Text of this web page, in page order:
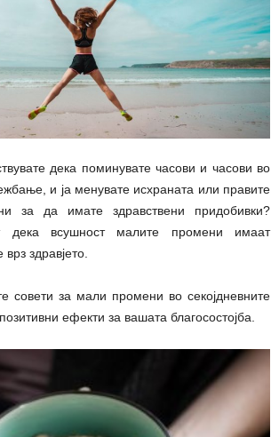
дека поминувате часови и часови во
и ја менувате исхраната или правите
за да имате здравствени придобивки?
дека всушност малите промени имаат
здравјето.
совети за мали промени во секојдневните
ефекти за вашата благосостојба.